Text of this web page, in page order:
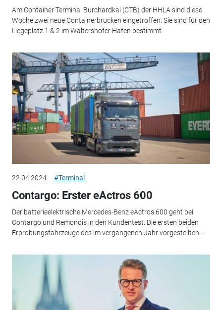
Am Container Terminal Burchardkai (CTB) der HHLA sind diese
Woche zwei neue Containerbrücken eingetroffen. Sie sind für den
Liegeplatz 1 & 2 im Waltershofer Hafen bestimmt.
22.04.2024 #Terminal
Contargo: Erster eActros 600
Der batterieelektrische Mercedes-Benz eActros 600 geht bei
Contargo und Remondis in den Kundentest. Die ersten beiden
Erprobungsfahrzeuge des im vergangenen Jahr vorgestellten...